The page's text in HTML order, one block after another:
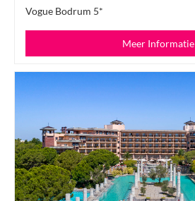
Vogue Bodrum 5*
Meer Informatie